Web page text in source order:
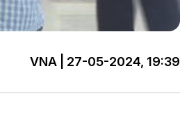
VNA | 27-05-2024, 19:39